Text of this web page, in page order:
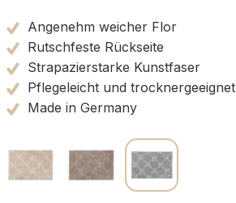
Angenehm weicher Flor
Rutschfeste Rückseite
Strapazierstarke Kunstfaser
Pflegeleicht und trocknergeeignet
Made in Germany